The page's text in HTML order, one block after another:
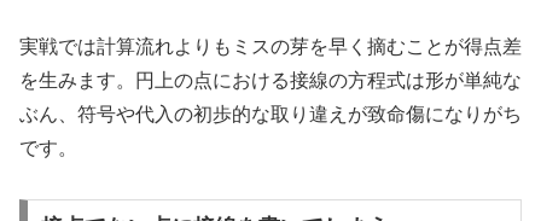
実戦では計算流れよりもミスの芽を早く摘むことが得点差
を生みます。円上の点における接線の方程式は形が単純な
ぶん、符号や代入の初歩的な取り違えが致命傷になりがち
です。